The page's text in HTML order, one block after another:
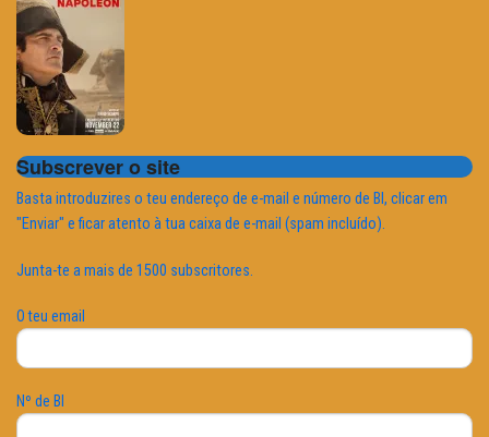
Subscrever o site
Basta introduzires o teu endereço de e-mail e número de BI, clicar em
"Enviar" e ficar atento à tua caixa de e-mail (spam incluído).
Junta-te a mais de 1500 subscritores.
O teu email
Nº de BI